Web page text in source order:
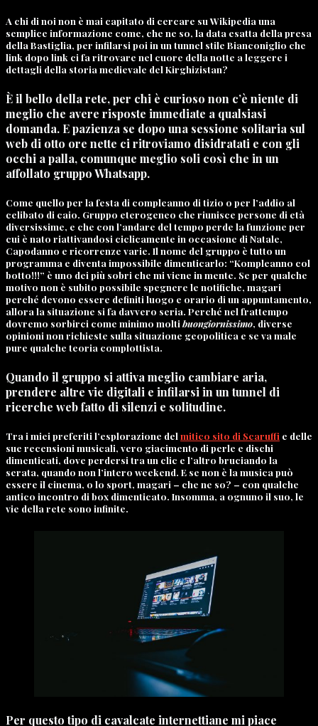
A chi di noi non è mai capitato di cercare su Wikipedia una
semplice informazione come, che ne so, la data esatta della presa
della Bastiglia, per infilarsi poi in un tunnel stile Bianconiglio che
link dopo link ci fa ritrovare nel cuore della notte a leggere i
dettagli della storia medievale del Kirghizistan?
È il bello della rete, per chi è curioso non c’è niente di
meglio che avere risposte immediate a qualsiasi
domanda. E pazienza se dopo una sessione solitaria sul
web di otto ore nette ci ritroviamo disidratati e con gli
occhi a palla, comunque meglio soli così che in un
affollato gruppo Whatsapp.
Come quello per la festa di compleanno di tizio o per l’addio al
celibato di caio. Gruppo eterogeneo che riunisce persone di età
diversissime, e che con l’andare del tempo perde la funzione per
cui è nato riattivandosi ciclicamente in occasione di Natale,
Capodanno e ricorrenze varie. Il nome del gruppo è tutto un
programma e diventa impossibile dimenticarlo: “Kompleanno col
botto!!!” è uno dei più sobri che mi viene in mente. Se per qualche
motivo non è subito possibile spegnere le notifiche, magari
perché devono essere definiti luogo e orario di un appuntamento,
allora la situazione si fa davvero seria. Perché nel frattempo
dovremo sorbirci come minimo molti buongiornissimo, diverse
opinioni non richieste sulla situazione geopolitica e se va male
pure qualche teoria complottista.
Quando il gruppo si attiva meglio cambiare aria,
prendere altre vie digitali e infilarsi in un tunnel di
ricerche web fatto di silenzi e solitudine.
Tra i miei preferiti l’esplorazione del mitico sito di Scaruffi e delle
sue recensioni musicali, vero giacimento di perle e dischi
dimenticati, dove perdersi tra un clic e l’altro bruciando la
serata, quando non l’intero weekend. E se non è la musica può
essere il cinema, o lo sport, magari – che ne so? – con qualche
antico incontro di box dimenticato. Insomma, a ognuno il suo, le
vie della rete sono infinite.
Per questo tipo di cavalcate internettiane mi piace